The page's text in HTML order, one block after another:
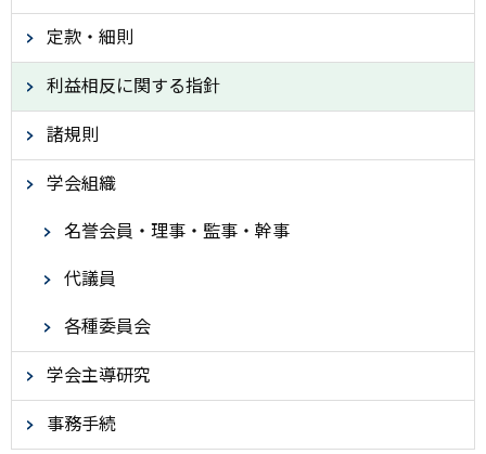
定款・細則
利益相反に関する指針
諸規則
学会組織
名誉会員・理事・監事・幹事
代議員
各種委員会
学会主導研究
事務手続